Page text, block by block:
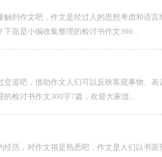
到作文吧，作文是经过人的思想考虑和语
面是小编收集整理的检讨书作文300...
道吧，借助作文人们可以反映客观事物、
检讨书作文300字7篇，欢迎大家借...
历，对作文很是熟悉吧，作文是人们以书